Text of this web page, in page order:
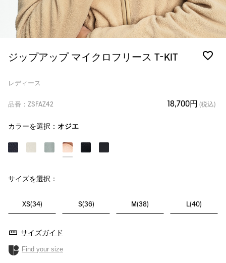
ジップアップ マイクロフリース T-KIT
レディース
品番：ZSFAZ42 18,700円 (税込)
カラーを選択： オジエ
サイズを選択：
XS(34) S(36) M(38) L(40)
サイズガイド
Find your size